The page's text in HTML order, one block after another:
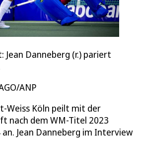
Jean Danneberg (r.) pariert
ANP
Weiss Köln peilt mit der
nach dem WM-Titel 2023
Jean Danneberg im Interview